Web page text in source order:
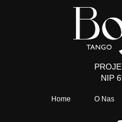
NIP
Home O Nas